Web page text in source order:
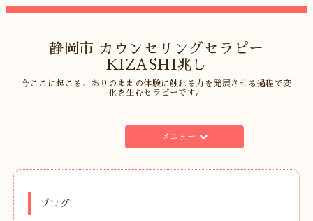
静岡市 カウンセリングセラピー
KIZASHI兆し
今ここに起こる、ありのままの体験に触れる力を発展させる過程で変
化を生むセラピーです。
メニュー
ブログ